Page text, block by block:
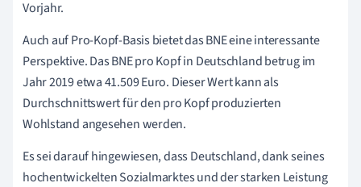
Vorjahr.
Auch auf Pro-Kopf-Basis bietet das BNE eine interessante
Perspektive. Das BNE pro Kopf in Deutschland betrug im
Jahr 2019 etwa 41.509 Euro. Dieser Wert kann als
Durchschnittswert für den pro Kopf produzierten
Wohlstand angesehen werden.
Es sei darauf hingewiesen, dass Deutschland, dank seines
hochentwickelten Sozialmarktes und der starken Leistung